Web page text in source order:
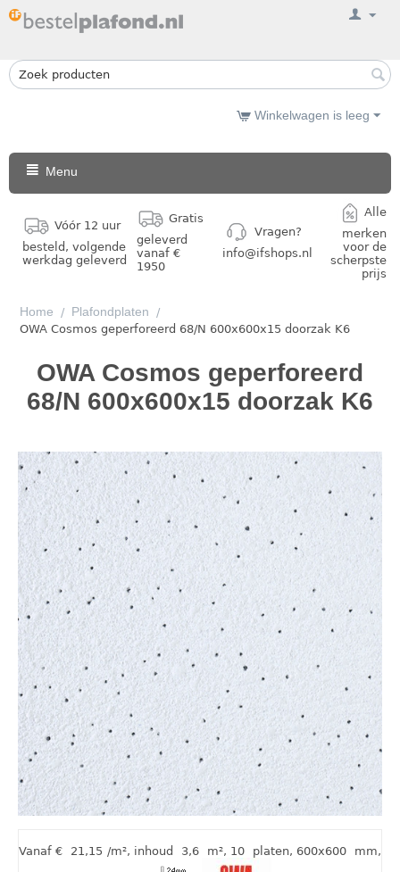
Winkelwagen is leeg
Menu
Vóór 12 uur
besteld, volgende
werkdag geleverd
Gratis
geleverd
vanaf €
1950
Vragen?
info@ifshops.nl
Alle
merken
voor de
scherpste
prijs
Home / Plafondplaten
/
OWA Cosmos geperforeerd 68/N 600x600x15 doorzak K6
OWA Cosmos geperforeerd
68/N 600x600x15 doorzak K6
Vanaf € 21,15 /m², inhoud 3,6 m², 10 platen, 600x600 mm,